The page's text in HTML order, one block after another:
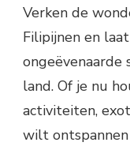
Verken de
Filipijnen en
ongeëvenaarde
land. Of je nu
activiteiten,
wilt